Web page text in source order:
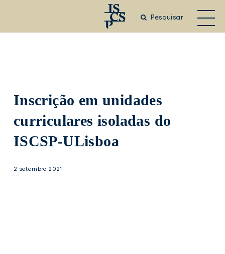
Pesquisar
Inscrição em unidades
curriculares isoladas do
ISCSP-ULisboa
2 setembro 2021